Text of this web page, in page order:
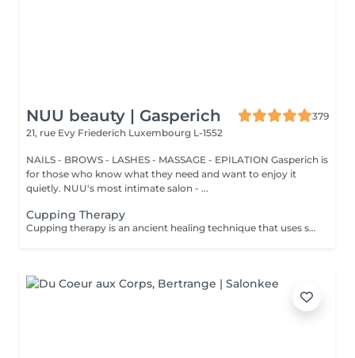
NUU beauty | Gasperich
379
21, rue Evy Friederich Luxembourg L-1552
NAILS - BROWS - LASHES - MASSAGE - EPILATION Gasperich is
for those who know what they need and want to enjoy it
quietly. NUU's most intimate salon - ...
Cupping Therapy
Cupping therapy is an ancient healing technique that uses special cups to create gentle suction on the skin. This suction promotes blood flow, relieves muscle tension, reduces inflammation, and supports deep relaxation. The treatment can help release toxins, improve circulation, and ease chronic pain or stiffness. *Please note that cupping therapy could just be added to a massage service with includes back massage.